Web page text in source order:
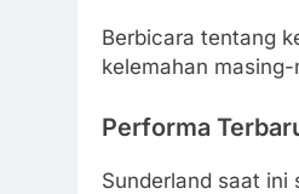
Berbicara tentang
kelemahan
Performa
Sunderland saat ini